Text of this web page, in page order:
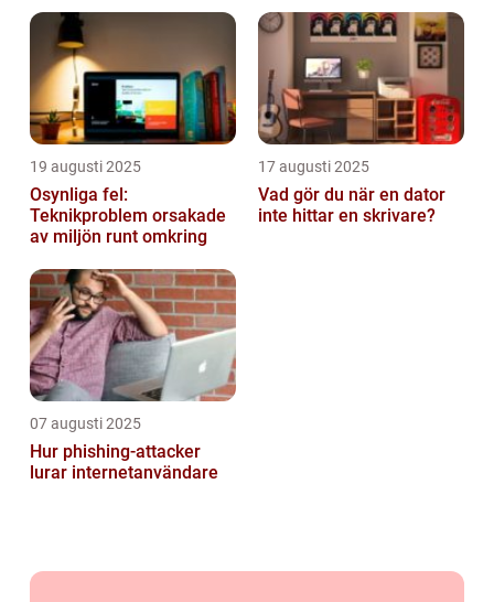
19 augusti 2025
Osynliga fel:
Teknikproblem orsakade
av miljön runt omkring
17 augusti 2025
Vad gör du när en dator
inte hittar en skrivare?
07 augusti 2025
Hur phishing-attacker
lurar internetanvändare